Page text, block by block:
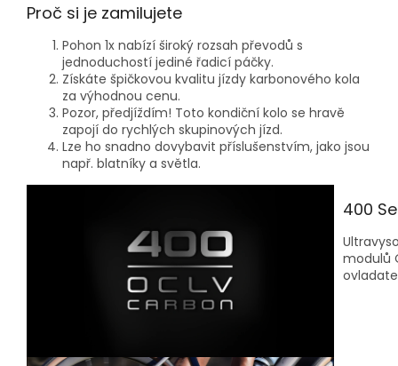
Proč si je zamilujete
Pohon 1x nabízí široký rozsah převodů s
jednoduchostí jediné řadicí páčky.
Získáte špičkovou kvalitu jízdy karbonového kola
za výhodnou cenu.
Pozor, předjíždím! Toto kondiční kolo se hravě
zapojí do rychlých skupinových jízd.
Lze ho snadno dovybavit příslušenstvím, jako jsou
např. blatníky a světla.
400
modulů